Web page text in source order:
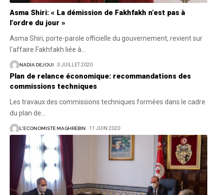
Asma Shiri: « La démission de Fakhfakh n’est pas à
l’ordre du jour »
Asma Shiri, porte-parole officielle du gouvernement, revient sur
l'affaire Fakhfakh liée à
NADIA DEJOUI 3 JUILLET 2020
Plan de relance économique: recommandations des
commissions techniques
Les travaux des commissions techniques formées dans le cadre
du plan de
L'ECONOMISTE MAGHRÉBIN 11 JUIN 2020